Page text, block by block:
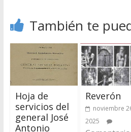
También te
Hoja de
servicios del
general José
Antonio
Reverón
noviembre
2025